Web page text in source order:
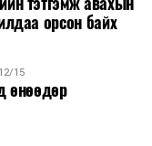
орсон байх
15
өнөөдөр